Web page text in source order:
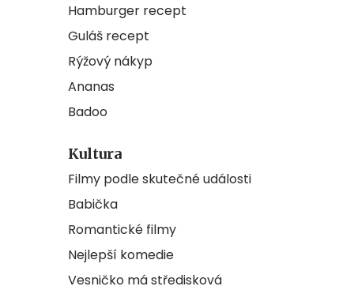
Hamburger recept
Guláš recept
Rýžový nákyp
Ananas
Badoo
Kultura
Filmy podle skutečné události
Babička
Romantické filmy
Nejlepší komedie
Vesničko má středisková